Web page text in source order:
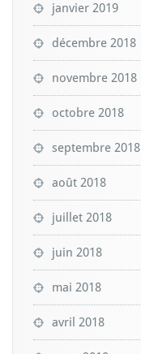
janvier 2019
décembre 2018
novembre 2018
octobre 2018
septembre 2018
août 2018
juillet 2018
juin 2018
mai 2018
avril 2018